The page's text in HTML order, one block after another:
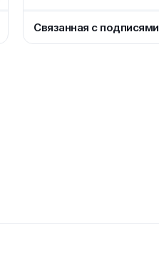
Связанная с подписями